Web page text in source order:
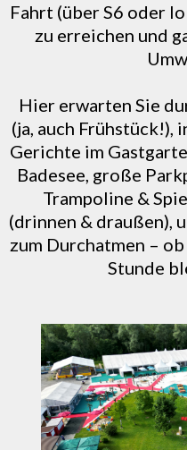
Fahrt (über S6 oder
zu erreichen und
Hier erwarten Sie
(ja, auch
Gerichte im
Badesee, große
Trampoline &
(drinnen & draußen),
zum Durchatmen –
Stunde